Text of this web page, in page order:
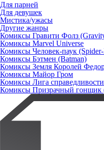
Для парней
Для девушек
Мистика/ужасы
Другие жанры
Комиксы Гравити Фолз
Комиксы Marvel Universe
Комиксы Человек-паук
Комиксы Бэтмен (Batman)
Комиксы Земля Королей
Комиксы Майор Гром
Комиксы Лига
Комиксы Призрачный гонщик